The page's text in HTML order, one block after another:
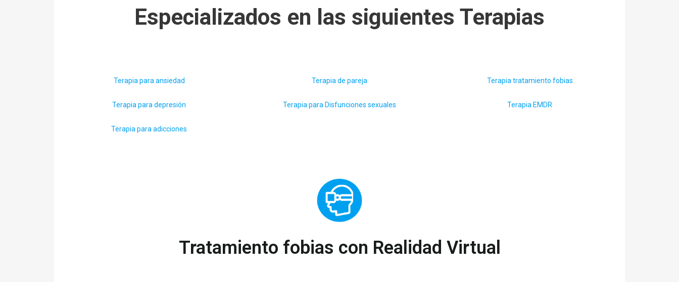
Especializados en las siguientes Terapias
Terapia para ansiedad
Terapia para depresión
Terapia para adicciones
Terapia de pareja
Terapia para Disfunciones sexuales
Terapia tratamiento fobias
Terapia EMDR
Tratamiento fobias con Realidad Virtual